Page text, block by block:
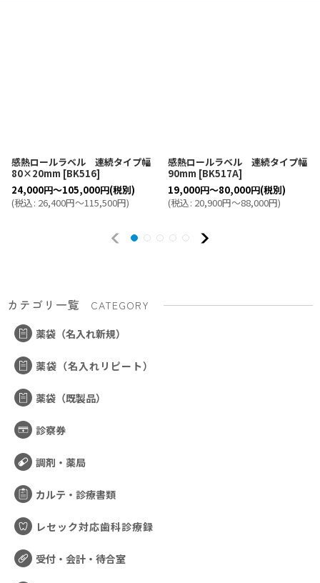
感熱ロールラベル 連続タイプ幅
80×20mm [BK516]
24,000円～105,000円(税別)
(税込: 26,400円～115,500円)
感熱ロールラベル 連続タイプ幅
90mm [BK517A]
19,000円～80,000円(税別)
(税込: 20,900円～88,000円)
カテゴリ一覧
CATEGORY
薬袋（名入れ新規）
薬袋（名入れリピート）
薬袋（既製品）
診察券
調剤・薬局
カルテ・診療書類
レセック対応歯科診療録
受付・会計・待合室